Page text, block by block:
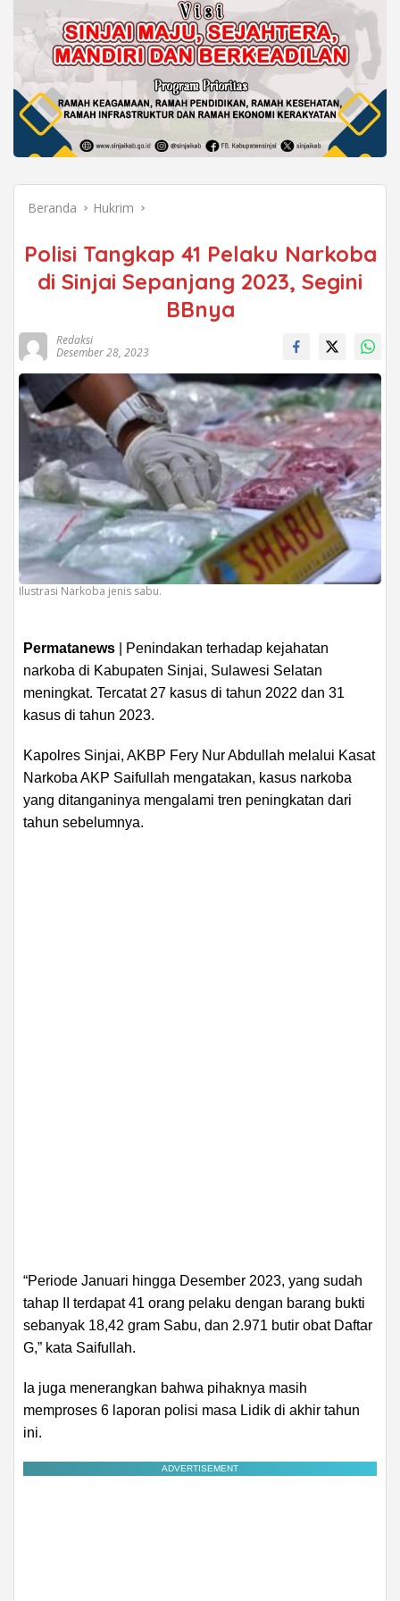
Beranda Hukrim
Polisi Tangkap 41 Pelaku Narkoba
di Sinjai Sepanjang 2023, Segini
BBnya
Redaksi
Desember 28, 2023
Ilustrasi Narkoba jenis sabu.
Permatanews | Penindakan terhadap kejahatan
narkoba di Kabupaten Sinjai, Sulawesi Selatan
meningkat. Tercatat 27 kasus di tahun 2022 dan 31
kasus di tahun 2023.
Kapolres Sinjai, AKBP Fery Nur Abdullah melalui Kasat
Narkoba AKP Saifullah mengatakan, kasus narkoba
yang ditanganinya mengalami tren peningkatan dari
tahun sebelumnya.
“Periode Januari hingga Desember 2023, yang sudah
tahap II terdapat 41 orang pelaku dengan barang bukti
sebanyak 18,42 gram Sabu, dan 2.971 butir obat Daftar
G,” kata Saifullah.
Ia juga menerangkan bahwa pihaknya masih
memproses 6 laporan polisi masa Lidik di akhir tahun
ini.
ADVERTISEMENT